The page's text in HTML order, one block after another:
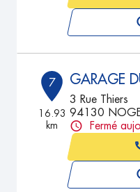
7
16.93
km
GARAGE
3 Rue Thiers
94130
Fermé